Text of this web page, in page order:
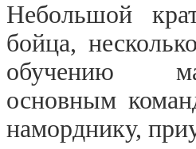
Небольшой
бойца,
обучению
основным
наморднику,